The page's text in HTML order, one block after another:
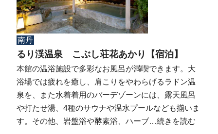
南丹
るり渓温泉 こぶし荘花あかり【宿泊】
本館の温浴施設で多彩なお風呂が満喫できます。大
浴場では疲れを癒し、肩こりをやわらげるラドン温
泉を、また水着着用のバーデゾーンには、露天風呂
や打たせ湯、4種のサウナや温水プールなども揃いま
す。その他、岩盤浴や酵素浴、ハーブ…続きを読む